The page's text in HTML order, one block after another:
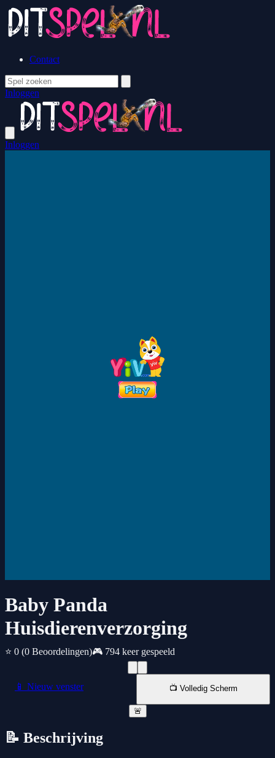
Contact
Inloggen
Inloggen
Baby Panda
Huisdierenverzorging
⭐ 0 (0 Beoordelingen)🎮 794 keer gespeeld
📱 Nieuw venster 📺 Volledig Scherm
🚨
📝 Beschrijving